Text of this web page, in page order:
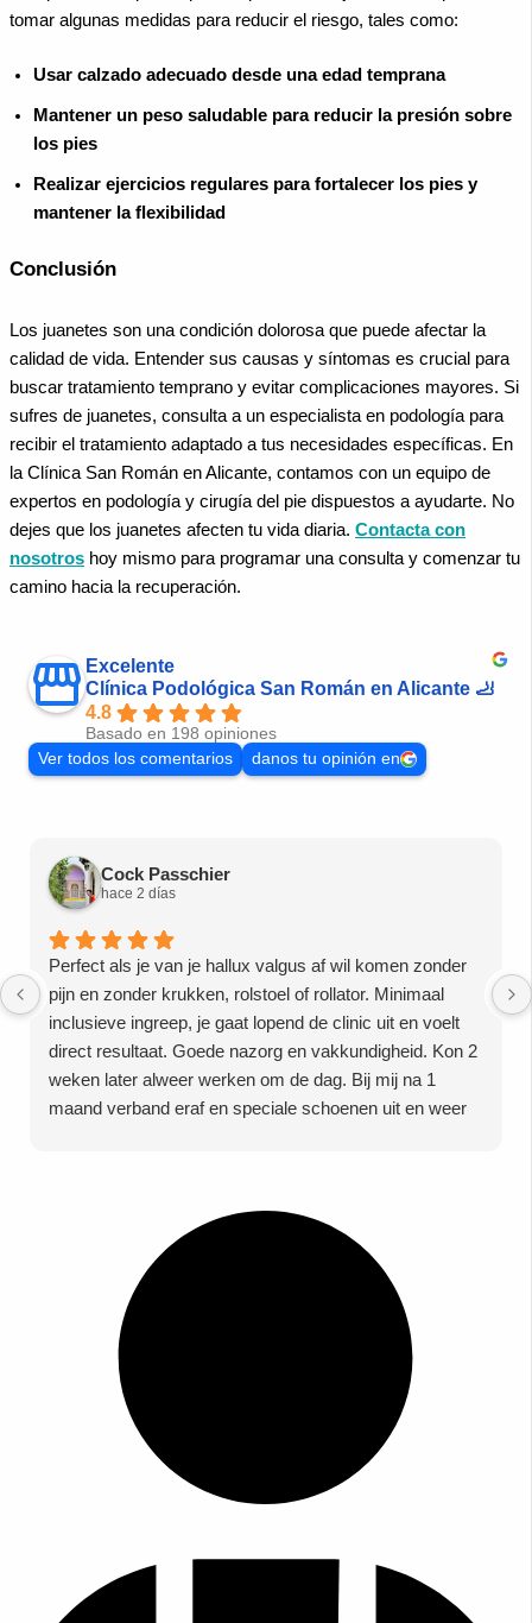
tomar algunas medidas para reducir el riesgo, tales como:
Usar calzado adecuado desde una edad temprana
Mantener un peso saludable para reducir la presión sobre
los pies
Realizar ejercicios regulares para fortalecer los pies y
mantener la flexibilidad
Conclusión
Los juanetes son una condición dolorosa que puede afectar la
calidad de vida. Entender sus causas y síntomas es crucial para
buscar tratamiento temprano y evitar complicaciones mayores. Si
sufres de juanetes, consulta a un especialista en podología para
recibir el tratamiento adaptado a tus necesidades específicas. En
la Clínica San Román en Alicante, contamos con un equipo de
expertos en podología y cirugía del pie dispuestos a ayudarte. No
dejes que los juanetes afecten tu vida diaria. Contacta con
nosotros hoy mismo para programar una consulta y comenzar tu
camino hacia la recuperación.
Excelente
Clínica Podológica San Román en Alicante 🦶
4.8
Basado en 198 opiniones
Ver todos los comentarios
danos tu opinión en
Cock Passchier
hace 2 días
Perfect als je van je hallux valgus af wil komen zonder
pijn en zonder krukken, rolstoel of rollator. Minimaal
inclusieve ingreep, je gaat lopend de clinic uit en voelt
direct resultaat. Goede nazorg en vakkundigheid. Kon 2
weken later alweer werken om de dag. Bij mij na 1
maand verband eraf en speciale schoenen uit en weer